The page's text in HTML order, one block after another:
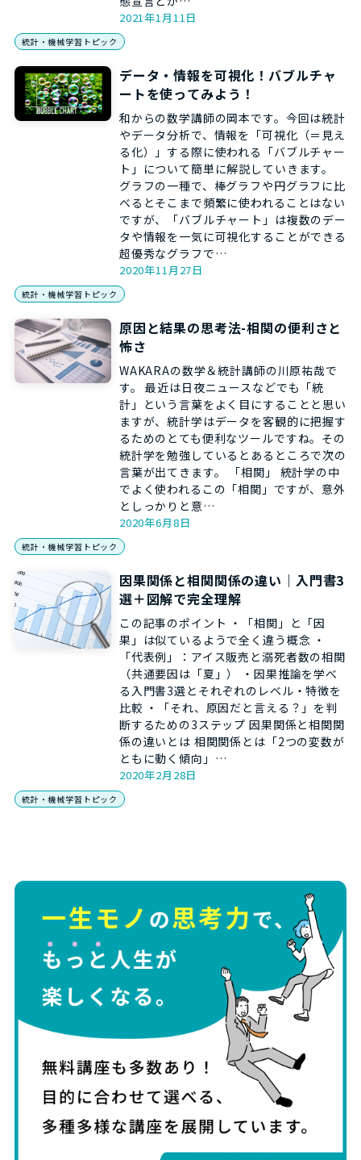
2021年1月11日
統計・機械学習トピック
データ・情報を可視化！バブルチャ
ートを使ってみよう！
和からの数学講師の岡本です。今回は統計
やデータ分析で、情報を「可視化（＝見え
る化）」する際に使われる「バブルチャー
ト」について簡単に解説していきます。
グラフの一種で、棒グラフや円グラフに比
べるとそこまで頻繁に使われることはない
ですが、「バブルチャート」は複数のデー
タや情報を一気に可視化することができる
超優秀なグラフで…
2020年11月27日
統計・機械学習トピック
原因と結果の思考法-相関の便利さと
怖さ
WAKARAの数学＆統計講師の川原祐哉で
す。 最近は日夜ニュースなどでも「統
計」という言葉をよく目にすることと思い
ますが、統計学はデータを客観的に把握す
るためのとても便利なツールですね。その
統計学を勉強しているとあるところで次の
言葉が出てきます。 「相関」 統計学の中
でよく使われるこの「相関」ですが、意外
としっかりと意…
2020年6月8日
統計・機械学習トピック
因果関係と相関関係の違い｜入門書3
選＋図解で完全理解
この記事のポイント ・「相関」と「因
果」は似ているようで全く違う概念 ・
「代表例」：アイス販売と溺死者数の相関
（共通要因は「夏」） ・因果推論を学べ
る入門書3選とそれぞれのレベル・特徴を
比較 ・「それ、原因だと言える？」を判
断するための3ステップ 因果関係と相関関
係の違いとは 相関関係とは「2つの変数が
ともに動く傾向」…
2020年2月28日
統計・機械学習トピック